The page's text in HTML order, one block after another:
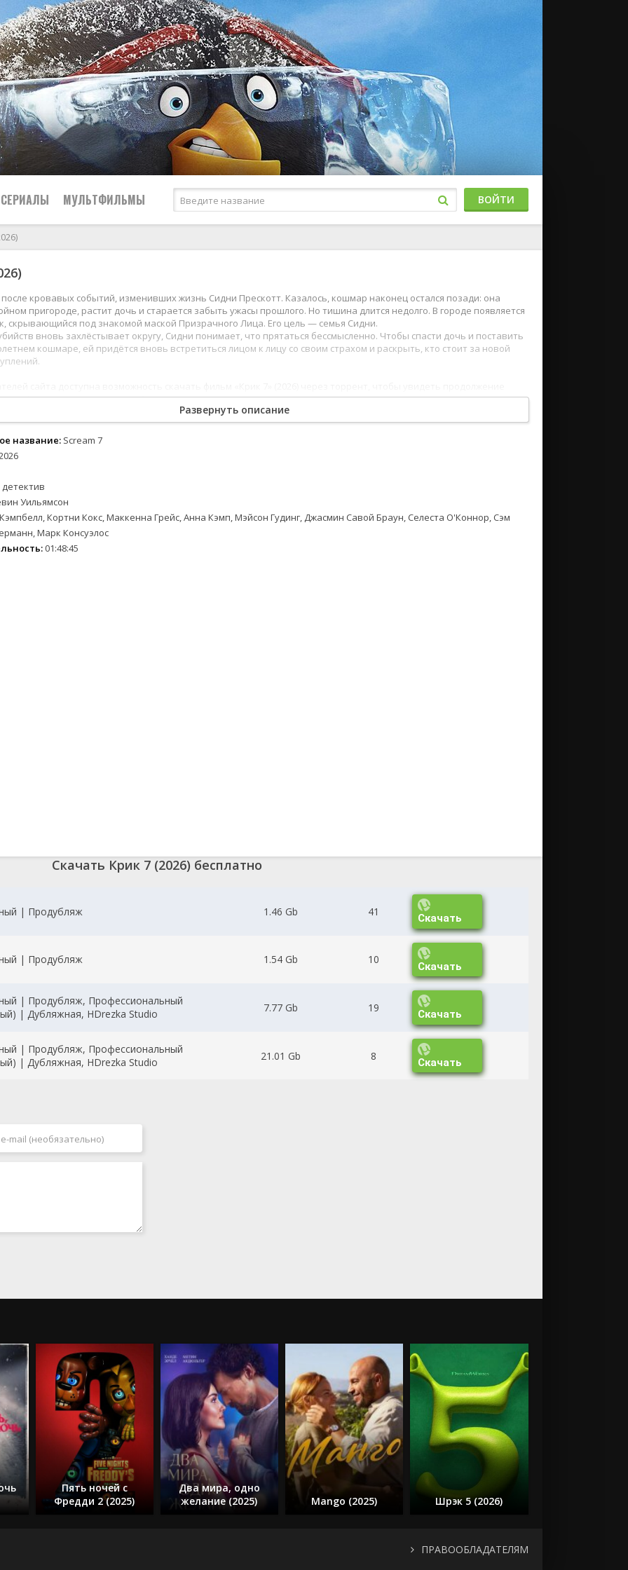
Боевики
Вестерны
Военные
Документальные
Комедии
Приключения
Семейные
Спорт
Триллеры
Фэнтези
Новинки кино
СЕРИАЛЫ
2026
2025
2024
2023
2022
СССР
Зарубежные
МУЛЬТФИЛЬМЫ
2025
2024
2023
2022
ВОЙТИ
кровавых событий, изменивших жизнь Сидни Прескотт. Казалось, кошмар наконец остался позади: она
пригороде, растит дочь и старается забыть ужасы прошлого. Но тишина длится недолго. В городе появляется
скрывающийся под знакомой маской Призрачного Лица. Его цель — семья Сидни.
вновь захлёстывает округу, Сидни понимает, что прятаться бессмысленно. Чтобы спасти дочь и поставить
кошмаре, ей придётся вновь встретиться лицом к лицу со своим страхом и раскрыть, кто стоит за новой
франшизы, где старые тайны переплетаются с новыми угрозами, а страх становится наследием.
Уильямсон возвращает «Крик» к его корням — сочетая фирменное напряжение, мета-иронию и неожиданные
«Крик 7» — это не просто очередная часть, а финальный акт борьбы между прошлым и настоящим, где
кто сумеет смотреть страху в глаза.
Развернуть описание
название: Scream 7
Уильямсон
Кортни Кокс, Маккенна Грейс, Анна Кэмп, Мэйсон Гудинг, Джасмин Савой Браун, Селеста О'Коннор, Сэм
Марк Консуэлос
01:48:45
Скачать Крик 7 (2026) бесплатно
| Продубляж 1.46 Gb 41 Скачать
| Продубляж 1.54 Gb 10 Скачать
| Продубляж, Профессиональный
| Дубляжная, HDrezka Studio
7.77 Gb 19 Скачать
| Продубляж, Профессиональный
| Дубляжная, HDrezka Studio
21.01 Gb 8 Скачать
Пять ночей с
Фредди 2 (2025)
Два мира, одно
желание (2025)
Mango (2025) Шрэк 5 (2026)
ПРАВООБЛАДАТЕЛЯМ